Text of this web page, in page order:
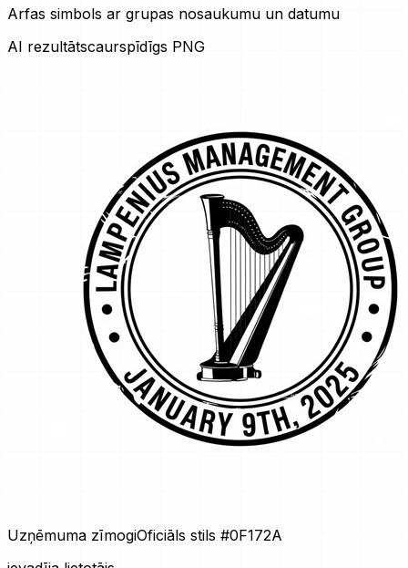
Arfas simbols ar grupas nosaukumu un datumu
AI rezultātscaurspīdīgs PNG
Uzņēmuma zīmogiOficiāls stils #0F172A